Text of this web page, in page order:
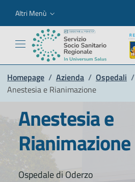
Altri Menù
Homepage / Azienda / Ospedali /
Anestesia e Rianimazione
Anestesia e
Rianimazione
Ospedale di Oderzo